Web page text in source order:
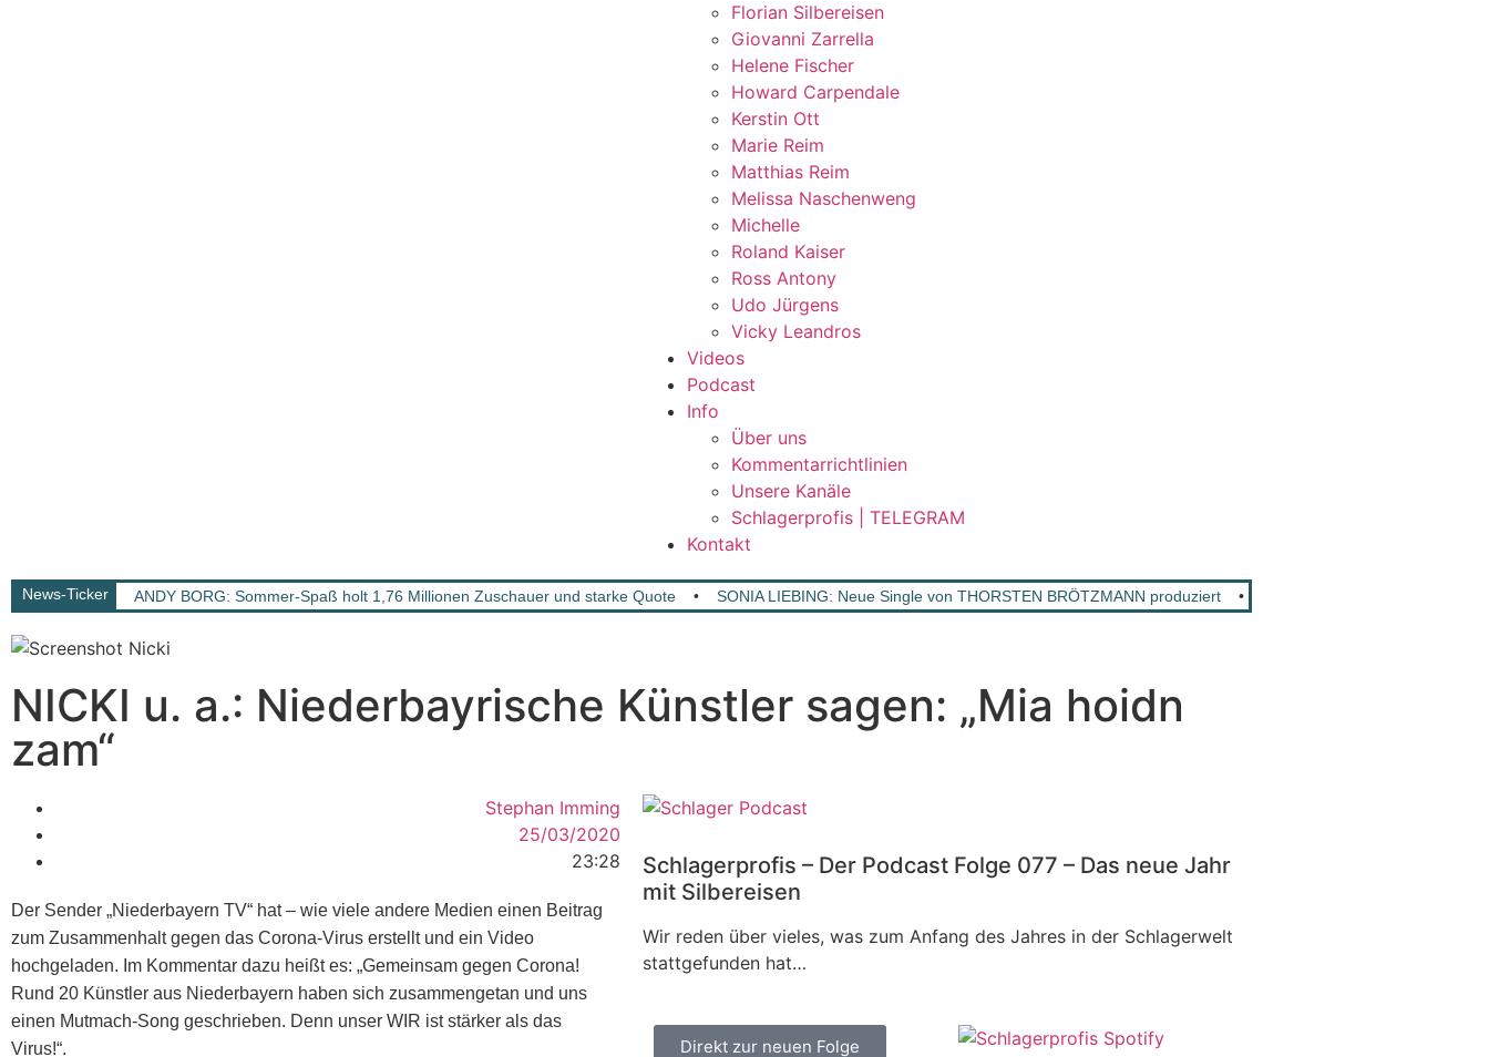
Florian Silbereisen
Giovanni Zarrella
Helene Fischer
Howard Carpendale
Kerstin Ott
Marie Reim
Matthias Reim
Melissa Naschenweng
Michelle
Roland Kaiser
Ross Antony
Udo Jürgens
Vicky Leandros
Videos
Podcast
Info
Über uns
Kommentarrichtlinien
Unsere Kanäle
Schlagerprofis | TELEGRAM
Kontakt
News-Ticker ANDY BORG: Sommer-Spaß holt 1,76 Millionen Zuschauer und starke Quote • SONIA LIEBING: Neue Single von THORSTEN BRÖTZMANN produziert •
NICKI u. a.: Niederbayrische Künstler sagen: „Mia hoidn
zam“
Stephan Imming
25/03/2020
23:28
Der Sender „Niederbayern TV“ hat – wie viele andere Medien einen Beitrag
zum Zusammenhalt gegen das Corona-Virus erstellt und ein Video
hochgeladen. Im Kommentar dazu heißt es: „Gemeinsam gegen Corona!
Rund 20 Künstler aus Niederbayern haben sich zusammengetan und uns
einen Mutmach-Song geschrieben. Denn unser WIR ist stärker als das
Virus!“.
Schlagerprofis – Der Podcast Folge 077 – Das neue Jahr
mit Silbereisen
Wir reden über vieles, was zum Anfang des Jahres in der Schlagerwelt
stattgefunden hat…
Direkt zur neuen Folge